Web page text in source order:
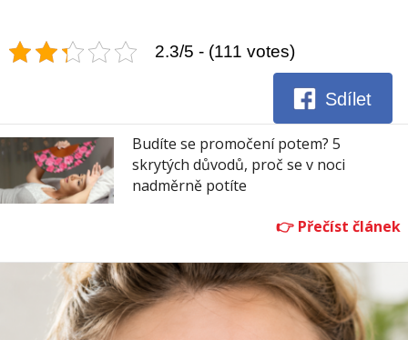
2.3/5 - (111 votes)
Sdílet
Budíte se promočení potem? 5
skrytých důvodů, proč se v noci
nadměrně potíte